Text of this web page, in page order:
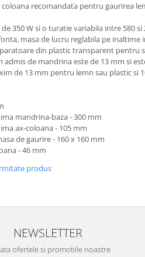
recomandata pentru gaurirea
350 W si o turatie variabila intre 580 si
masa de lucru reglabila pe inaltime
din plastic transparent pentru
admis de mandrina este de 13 mm si
de 13 mm pentru lemn sau plastic si
mandrina-baza - 300 mm
ax-coloana - 105 mm
de gaurire - 160 x 160 mm
- 46 mm
produs
NEWSLETTER
ofertele si promotiile noastre